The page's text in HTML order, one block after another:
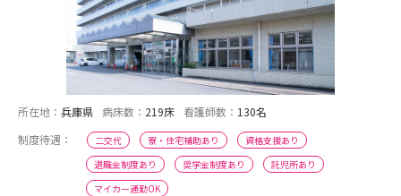
所在地： 兵庫県 病床数： 219床 看護師数： 130名
制度待遇：
二交代 寮・住宅補助あり
資格支援あり
退職金制度あり
奨学金制度あり
託児所あり
マイカー通勤OK